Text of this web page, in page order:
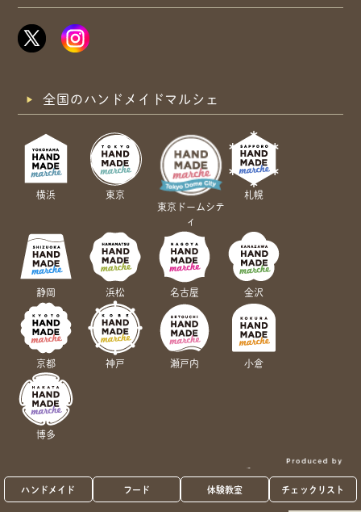
ハンドメイド フード 体験教室 チェックリスト
全国のハンドメイドマルシェ
横浜
東京
東京ドームシテ
ィ
札幌
静岡 浜松 名古屋 金沢
京都 神戸 瀬戸内 小倉
博多